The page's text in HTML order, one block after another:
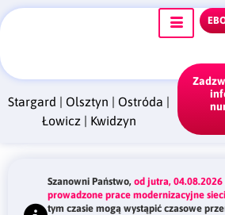
Stargard | Olsztyn | Ostróda |
Łowicz| Kwidzyn
Szanowni Państwo, od jutra, 04.08.2026
prowadzone prace modernizacyjne
tym czasie mogą wystąpić czasowe